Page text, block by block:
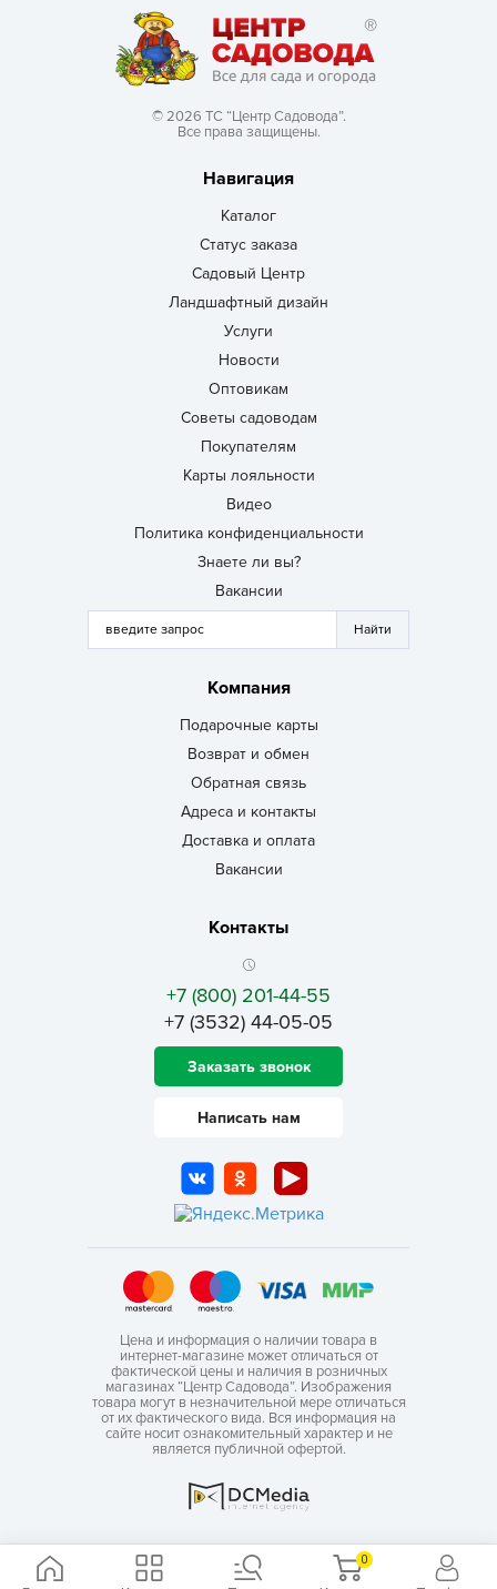
0
© 2026 ТС “Центр Садовода”.
Все права защищены.
Навигация
Каталог
Статус заказа
Садовый Центр
Ландшафтный дизайн
Услуги
Новости
Оптовикам
Советы садоводам
Покупателям
Карты лояльности
Видео
Политика конфиденциальности
Знаете ли вы?
Вакансии
Компания
Подарочные карты
Возврат и обмен
Обратная связь
Адреса и контакты
Доставка и оплата
Вакансии
Контакты
+7 (800) 201-44-55
+7 (3532) 44-05-05
Заказать звонок
Написать нам
Цена и информация о наличии товара в
интернет-магазине может отличаться от
фактической цены и наличия в розничных
магазинах “Центр Садовода”. Изображения
товара могут в незначительной мере отличаться
от их фактического вида. Вся информация на
сайте носит ознакомительный характер и не
является публичной офертой.